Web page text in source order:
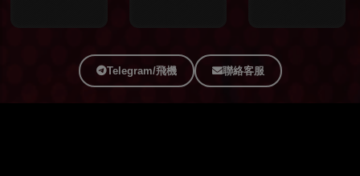
Telegram/飛機 聯絡客服